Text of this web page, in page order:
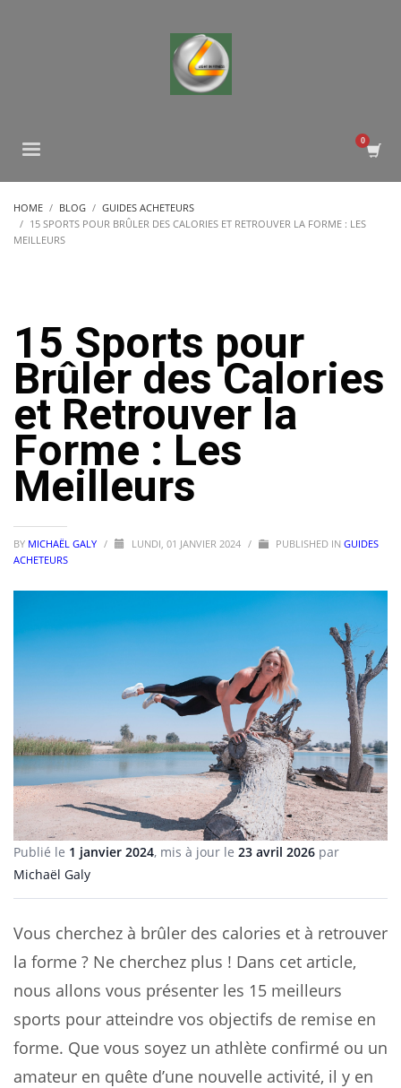
HOME BLOG
GUIDES ACHETEURS
15 SPORTS POUR BRÛLER DES CALORIES ET RETROUVER LA FORME : LES
MEILLEURS
15 Sports pour
Brûler des Calories
et Retrouver la
Forme : Les
Meilleurs
BY MICHAËL GALY / LUNDI, 01 JANVIER 2024 / PUBLISHED IN GUIDES
ACHETEURS
Publié le 1 janvier 2024, mis à jour le 23 avril 2026 par
Michaël Galy
Vous cherchez à brûler des calories et à retrouver
la forme ? Ne cherchez plus ! Dans cet article,
nous allons vous présenter les 15 meilleurs
sports pour atteindre vos objectifs de remise en
forme. Que vous soyez un athlète confirmé ou un
amateur en quête d’une nouvelle activité, il y en